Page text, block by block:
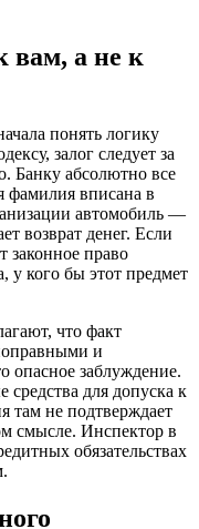
вам, а не к
понять логику
залог следует за
Банку абсолютно все
фамилия вписана в
автомобиль —
возврат денег. Если
законное право
у кого бы этот предмет
что факт
и
опасное заблуждение.
для допуска к
там не подтверждает
смысле. Инспектор в
обязательствах